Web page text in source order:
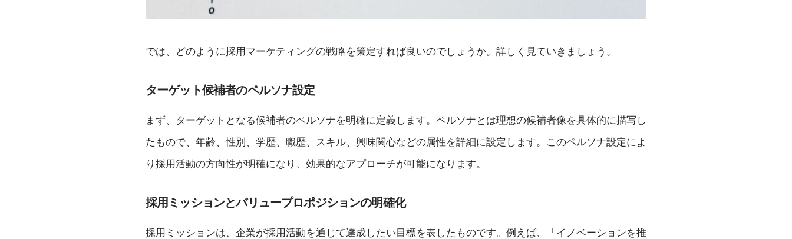
では、どのように採用マーケティングの戦略を策定すれば良いのでしょうか。詳しく見ていきましょう。
ターゲット候補者のペルソナ設定
まず、ターゲットとなる候補者のペルソナを明確に定義します。ペルソナとは理想の候補者像を具体的に描写し
たもので、年齢、性別、学歴、職歴、スキル、興味関心などの属性を詳細に設定します。このペルソナ設定によ
り採用活動の方向性が明確になり、効果的なアプローチが可能になります。
採用ミッションとバリュープロポジションの明確化
採用ミッションは、企業が採用活動を通じて達成したい目標を表したものです。例えば、「イノベーションを推